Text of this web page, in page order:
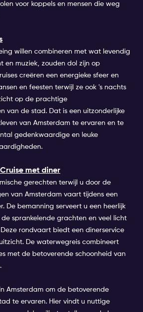
voor koppels en mensen die weg
willen combineren met wat levendig
en muziek, zouden dol zijn op
creëren een energieke sfeer en
en feesten terwijl ze ook 's nachts
op de prachtige
van de stad. Dat is een uitzonderlijke
van Amsterdam te ervaren en te
gedenkwaardige en leuke
met diner
gerechten terwijl u door de
van Amsterdam vaart tijdens een
De bemanning serveert u een heerlijk
sprankelende grachten en veel licht
rondvaart biedt een dinerservice
De waterwegreis combineert
met de betoverende schoonheid van
Amsterdam om de betoverende
te ervaren. Hier vindt u nuttige